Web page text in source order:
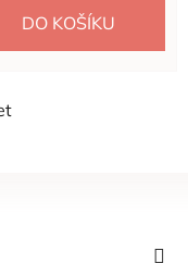
DO KOŠÍKU